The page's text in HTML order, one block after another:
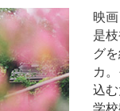
映
是
グ
カ
込
学